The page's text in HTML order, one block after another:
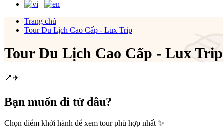
Trang chủ
Tour Du Lịch Cao Cấp - Lux Trip
Tour Du Lịch Cao Cấp - Lux Trip
📍✈️
Bạn muốn đi từ đâu?
Chọn điểm khởi hành để xem tour phù hợp nhất ✨